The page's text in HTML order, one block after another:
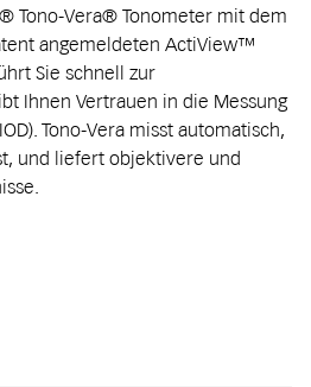
Tono-Vera® Tonometer mit dem
angemeldeten ActiView™
Sie schnell zur
Ihnen Vertrauen in die Messung
Tono-Vera misst automatisch,
und liefert objektivere und